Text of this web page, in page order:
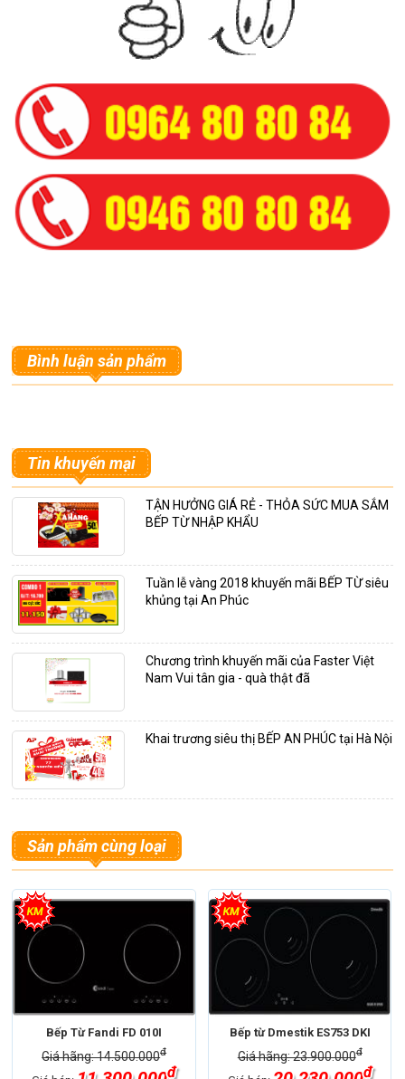
Bình luận sản phẩm
Tin khuyến mại
TẬN HƯỞNG GIÁ RẺ - THỎA SỨC MUA SẮM
BẾP TỪ NHẬP KHẨU
Tuần lễ vàng 2018 khuyến mãi BẾP TỪ siêu
khủng tại An Phúc
Chương trình khuyến mãi của Faster Việt
Nam Vui tân gia - quà thật đã
Khai trương siêu thị BẾP AN PHÚC tại Hà Nội
Sản phẩm cùng loại
Bếp Từ Fandi FD 010I
Giá hãng: 14.500.000đ
đ
Bếp từ Dmestik ES753 DKI
Giá hãng: 23.900.000đ
đ